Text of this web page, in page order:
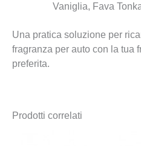
Vaniglia, Fava
Una pratica soluzione per
fragranza per auto con la tua
preferita.
Prodotti correlati